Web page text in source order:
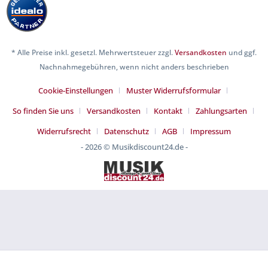
* Alle Preise inkl. gesetzl. Mehrwertsteuer zzgl.Versandkosten und ggf.
Nachnahmegebühren, wenn nicht anders beschrieben
Cookie-Einstellungen
Muster Widerrufsformular
So finden Sie uns
Versandkosten Kontakt
Zahlungsarten
Widerrufsrecht
Datenschutz AGB
Impressum
- 2026 © Musikdiscount24.de -